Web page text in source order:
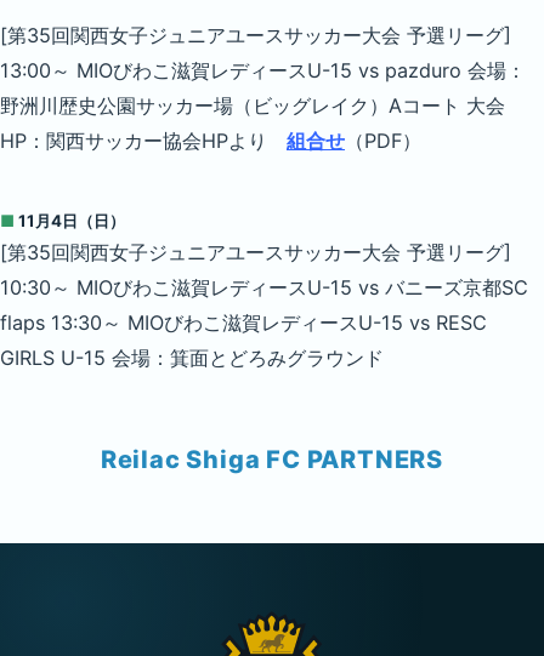
[第35回関西女子ジュニアユースサッカー大会 予選リーグ]
13:00～ MIOびわこ滋賀レディースU-15 vs pazduro 会場：
野洲川歴史公園サッカー場（ビッグレイク）Aコート 大会
HP：関西サッカー協会HPより 組合せ （PDF）
■ 11月4日（日）
[第35回関西女子ジュニアユースサッカー大会 予選リーグ]
10:30～ MIOびわこ滋賀レディースU-15 vs バニーズ京都SC
flaps 13:30～ MIOびわこ滋賀レディースU-15 vs RESC
GIRLS U-15 会場：箕面とどろみグラウンド
Reilac Shiga FC PARTNERS